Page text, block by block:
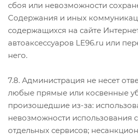
сбоя или невозможности
Содержания и иных
содержащихся на сайте
автоаксессуаров LE96.ru или
него.
7.8. Администрация не несет
любые прямые или косвенные
произошедшие из-за:
невозможности использования
отдельных сервисов;